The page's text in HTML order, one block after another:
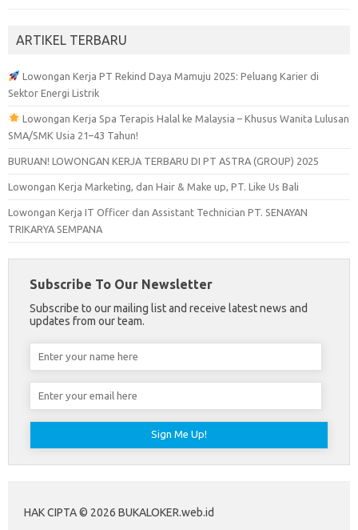
ARTIKEL TERBARU
Lowongan Kerja PT Rekind Daya Mamuju 2025: Peluang Karier di
Sektor Energi Listrik
Lowongan Kerja Spa Terapis Halal ke Malaysia – Khusus Wanita Lulusan
SMA/SMK Usia 21–43 Tahun!
BURUAN! LOWONGAN KERJA TERBARU DI PT ASTRA (GROUP) 2025
Lowongan Kerja Marketing, dan Hair & Make up, PT. Like Us Bali
Lowongan Kerja IT Officer dan Assistant Technician PT. SENAYAN
TRIKARYA SEMPANA
Subscribe To Our Newsletter
Subscribe to our mailing list and receive latest news and
updates from our team.
HAK CIPTA © 2026 BUKALOKER.web.id